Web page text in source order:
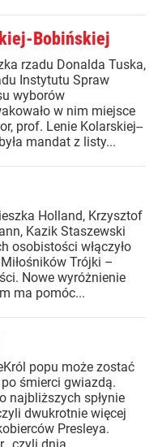
Bobińskiej
rzadu Donalda Tuska,
Instytutu Spraw
wyborów
w nim miejsce
prof. Lenie Kolarskiej--
mandat z listy...
Holland, Krzysztof
Kazik Staszewski
osobistości włączyło
Trójki –
Nowe wyróżnienie
ma pomóc...
popu może zostać
śmierci gwiazdą.
najbliższych spłynie
dwukrotnie więcej
Presleya.